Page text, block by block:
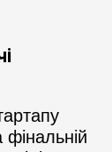
фінальній